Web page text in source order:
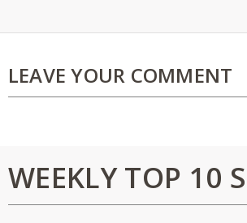
LEAVE YOUR COMMENT
WEEKLY TOP 10